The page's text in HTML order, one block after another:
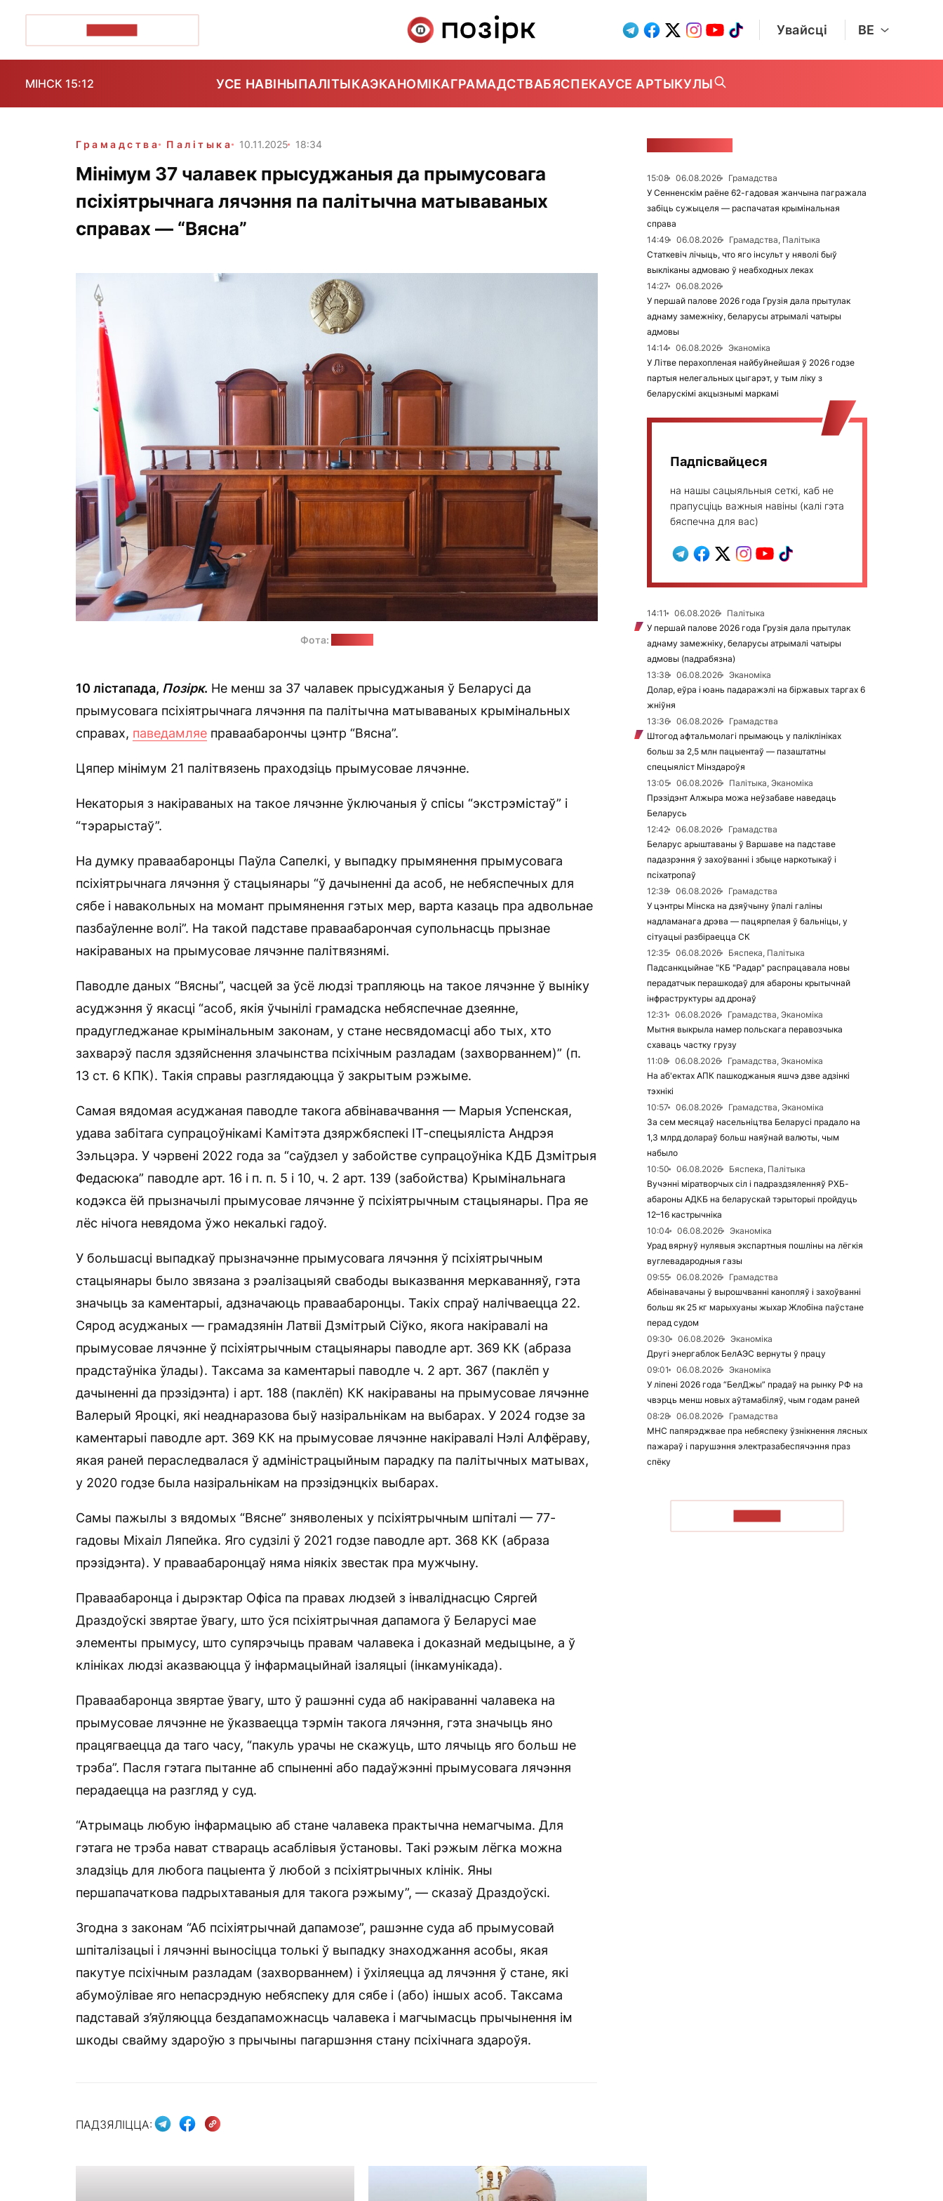
Увайсці BE
МІНСК 15:12 УСЕ НАВІНЫПАЛІТЫКАЭКАНОМІКАГРАМАДСТВАБЯСПЕКАУСЕ АРТЫКУЛЫ
Грамадства Палітыка 10.11.2025 18:34
Мінімум 37 чалавек прысуджаныя да прымусовага
псіхіятрычнага лячэння па палітычна матываваных
справах — “Вясна”
Фота:
10 лістапада, Позірк. Не менш за 37 чалавек прысуджаныя ў Беларусі да
прымусовага псіхіятрычнага лячэння па палітычна матываваных крымінальных
справах, паведамляе праваабарончы цэнтр “Вясна”.
Цяпер мінімум 21 палітвязень праходзіць прымусовае лячэнне.
Некаторыя з накіраваных на такое лячэнне ўключаныя ў спісы “экстрэмістаў” і
“тэрарыстаў”.
На думку праваабаронцы Паўла Сапелкі, у выпадку прымянення прымусовага
псіхіятрычнага лячэння ў стацыянары “ў дачыненні да асоб, не небяспечных для
сябе і навакольных на момант прымянення гэтых мер, варта казаць пра адвольнае
пазбаўленне волі”. На такой падставе праваабарончая супольнасць прызнае
накіраваных на прымусовае лячэнне палітвязнямі.
Паводле даных “Вясны”, часцей за ўсё людзі трапляюць на такое лячэнне ў выніку
асуджэння ў якасці “асоб, якія ўчынілі грамадска небяспечнае дзеянне,
прадугледжанае крымінальным законам, у стане несвядомасці або тых, хто
захварэў пасля здзяйснення злачынства псіхічным разладам (захворваннем)” (п.
13 ст. 6 КПК). Такія справы разглядаюцца ў закрытым рэжыме.
Самая вядомая асуджаная паводле такога абвінавачвання — Марыя Успенская,
удава забітага супрацоўнікамі Камітэта дзяржбяспекі ІТ-спецыяліста Андрэя
Зэльцэра. У чэрвені 2022 года за “саўдзел у забойстве супрацоўніка КДБ Дзмітрыя
Федасюка” паводле арт. 16 і п. п. 5 і 10, ч. 2 арт. 139 (забойства) Крымінальнага
кодэкса ёй прызначылі прымусовае лячэнне ў псіхіятрычным стацыянары. Пра яе
лёс нічога невядома ўжо некалькі гадоў.
У большасці выпадкаў прызначэнне прымусовага лячэння ў псіхіятрычным
стацыянары было звязана з рэалізацыяй свабоды выказвання меркаванняў, гэта
значыць за каментарыі, адзначаюць праваабаронцы. Такіх спраў налічваецца 22.
Сярод асуджаных — грамадзянін Латвіі Дзмітрый Сіўко, якога накіравалі на
прымусовае лячэнне ў псіхіятрычным стацыянары паводле арт. 369 КК (абраза
прадстаўніка ўлады). Таксама за каментарыі паводле ч. 2 арт. 367 (паклёп у
дачыненні да прэзідэнта) і арт. 188 (паклёп) КК накіраваны на прымусовае лячэнне
Валерый Яроцкі, які неаднаразова быў назіральнікам на выбарах. У 2024 годзе за
каментарыі паводле арт. 369 КК на прымусовае лячэнне накіравалі Нэлі Алфёраву,
якая раней пераследвалася ў адміністрацыйным парадку па палітычных матывах,
у 2020 годзе была назіральнікам на прэзідэнцкіх выбарах.
Самы пажылы з вядомых “Вясне” зняволеных у псіхіятрычным шпіталі — 77-
гадовы Міхаіл Ляпейка. Яго судзілі ў 2021 годзе паводле арт. 368 КК (абраза
прэзідэнта). У праваабаронцаў няма ніякіх звестак пра мужчыну.
Праваабаронца і дырэктар Офіса па правах людзей з інваліднасцю Сяргей
Драздоўскі звяртае ўвагу, што ўся псіхіятрычная дапамога ў Беларусі мае
элементы прымусу, што супярэчыць правам чалавека і доказнай медыцыне, а ў
клініках людзі аказваюцца ў інфармацыйнай ізаляцыі (інкамунікада).
Праваабаронца звяртае ўвагу, што ў рашэнні суда аб накіраванні чалавека на
прымусовае лячэнне не ўказваецца тэрмін такога лячэння, гэта значыць яно
працягваецца да таго часу, “пакуль урачы не скажуць, што лячыць яго больш не
трэба”. Пасля гэтага пытанне аб спыненні або падаўжэнні прымусовага лячэння
перадаецца на разгляд у суд.
“Атрымаць любую інфармацыю аб стане чалавека практычна немагчыма. Для
гэтага не трэба нават ствараць асаблівыя ўстановы. Такі рэжым лёгка можна
зладзіць для любога пацыента ў любой з псіхіятрычных клінік. Яны
першапачаткова падрыхтаваныя для такога рэжыму”, — сказаў Драздоўскі.
Згодна з законам “Аб псіхіятрычнай дапамозе”, рашэнне суда аб прымусовай
шпіталізацыі і лячэнні выносіцца толькі ў выпадку знаходжання асобы, якая
пакутуе псіхічным разладам (захворваннем) і ўхіляецца ад лячэння ў стане, які
абумоўлівае яго непасрэдную небяспеку для сябе і (або) іншых асоб. Таксама
падставай з’яўляюцца бездапаможнасць чалавека і магчымасць прычынення ім
шкоды свайму здароўю з прычыны пагаршэння стану псіхічнага здароўя.
ПАДЗЯЛІЦЦА:
15:08 06.08.2026
Грамадства
У Сенненскім раёне 62-гадовая жанчына пагражала
забіць сужыцеля — распачатая крымінальная
справа
14:49
06.08.2026
Грамадства, Палітыка
Статкевіч лічыць, что яго інсульт у няволі быў
выкліканы адмоваю ў неабходных леках
14:27
06.08.2026
У першай палове 2026 года Грузія дала прытулак
аднаму замежніку, беларусы атрымалі чатыры
адмовы
14:14
06.08.2026
Эканоміка
У Літве перахопленая найбуйнейшая ў 2026 годзе
партыя нелегальных цыгарэт, у тым ліку з
беларускімі акцызнымі маркамі
Падпісвайцеся
на нашы сацыяльныя сеткі, каб не
прапусціць важныя навіны (калі гэта
бяспечна для вас)
14:11 06.08.2026
Палітыка
У першай палове 2026 года Грузія дала прытулак
аднаму замежніку, беларусы атрымалі чатыры
адмовы (падрабязна)
13:38
06.08.2026
Эканоміка
Долар, еўра і юань падаражэлі на біржавых таргах 6
жніўня
13:36
06.08.2026
Грамадства
Штогод афтальмолагі прымаюць у паліклініках
больш за 2,5 млн пацыентаў — пазаштатны
спецыяліст Мінздароўя
13:05
06.08.2026
Палітыка, Эканоміка
Прэзідэнт Алжыра можа неўзабаве наведаць
Беларусь
12:42
06.08.2026
Грамадства
Беларус арыштаваны ў Варшаве на падставе
падазрэння ў захоўванні і збыце наркотыкаў і
псіхатропаў
12:38
06.08.2026
Грамадства
У цэнтры Мінска на дзяўчыну ўпалі галіны
надламанага дрэва — пацярпелая ў бальніцы, у
сітуацыі разбіраецца СК
12:35
06.08.2026
Бяспека, Палітыка
Падсанкцыйнае "КБ "Радар" распрацавала новы
перадатчык перашкодаў для абароны крытычнай
інфраструктуры ад дронаў
12:31
06.08.2026
Грамадства, Эканоміка
Мытня выкрыла намер польскага перавозчыка
схаваць частку грузу
11:08
06.08.2026
Грамадства, Эканоміка
На аб'ектах АПК пашкоджаныя яшчэ дзве адзінкі
тэхнікі
10:57
06.08.2026
Грамадства, Эканоміка
За сем месяцаў насельніцтва Беларусі прадало на
1,3 млрд долараў больш наяўнай валюты, чым
набыло
10:50
06.08.2026
Бяспека, Палітыка
Вучэнні міратворчых сіл і падраздзяленняў РХБ-
абароны АДКБ на беларускай тэрыторыі пройдуць
12–16 кастрычніка
10:04
06.08.2026
Эканоміка
Урад вярнуў нулявыя экспартныя пошліны на лёгкія
вуглевадародныя газы
09:55
06.08.2026
Грамадства
Абвінавачаны ў вырошчванні канопляў і захоўванні
больш як 25 кг марыхуаны жыхар Жлобіна паўстане
перад судом
09:30
06.08.2026
Эканоміка
Другі энергаблок БелАЭС вернуты ў працу
09:01
06.08.2026
Эканоміка
У ліпені 2026 года “БелДжы” прадаў на рынку РФ на
чвэрць менш новых аўтамабіляў, чым годам раней
08:28
06.08.2026
Грамадства
МНС папярэджвае пра небяспеку ўзнікнення лясных
пажараў і парушэння электразабеспячэння праз
спёку